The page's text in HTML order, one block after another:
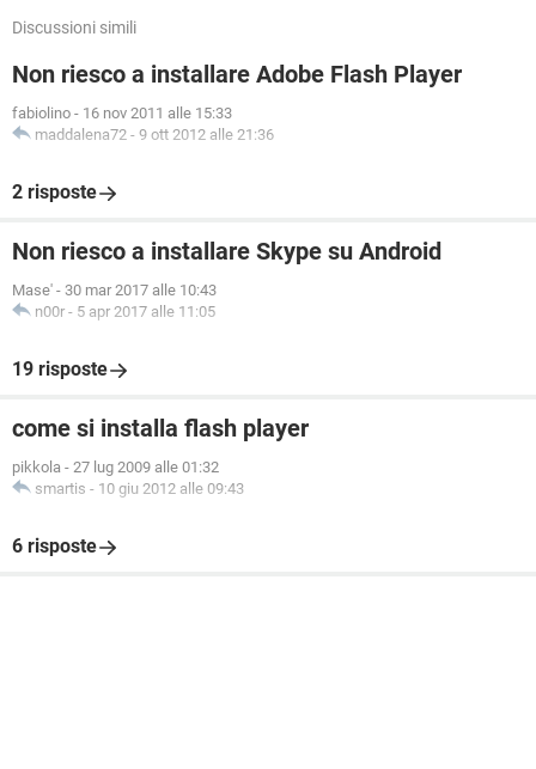
Discussioni simili
Non riesco a installare Adobe Flash Player
fabiolino - 16 nov 2011 alle 15:33
maddalena72 - 9 ott 2012 alle 21:36
2 risposte
Non riesco a installare Skype su Android
Mase' - 30 mar 2017 alle 10:43
n00r - 5 apr 2017 alle 11:05
19 risposte
come si installa flash player
pikkola - 27 lug 2009 alle 01:32
smartis - 10 giu 2012 alle 09:43
6 risposte